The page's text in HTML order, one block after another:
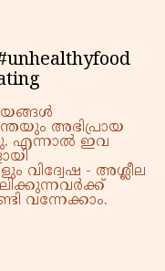
അഭിപ്രായ
എന്നാൽ ഇവ
വിദ്വേഷ - അശ്ലീല
വന്നേക്കാം.